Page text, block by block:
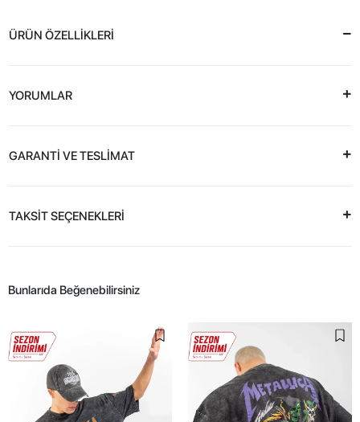
ÜRÜN ÖZELLİKLERİ
YORUMLAR
GARANTİ VE TESLİMAT
TAKSİT SEÇENEKLERİ
Bunlarıda Beğenebilirsiniz